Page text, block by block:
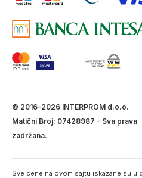
© 2016-2026 INTERPROM d.o.o.
Matični Broj: 07428987 - Sva prava
zadržana.
Sve cene na ovom sajtu iskazane su u